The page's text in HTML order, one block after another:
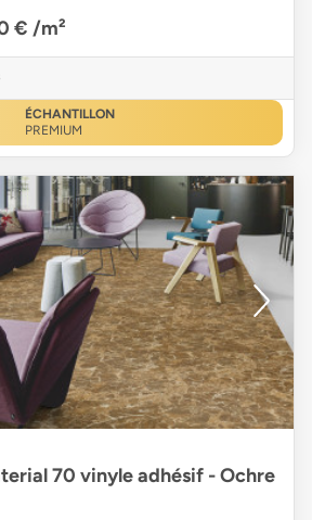
€ /m²
ÉCHANTILLON
PREMIUM
70 vinyle adhésif - Ochre